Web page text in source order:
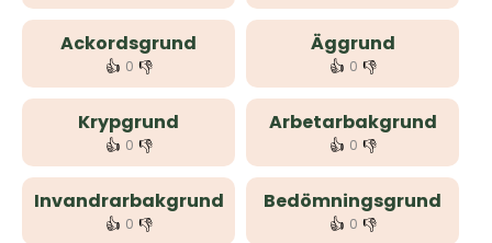
Ackordsgrund
👍 0 👎
Äggrund
👍 0 👎
Krypgrund
👍 0 👎
Arbetarbakgrund
👍 0 👎
Invandrarbakgrund
👍 0 👎
Bedömningsgrund
👍 0 👎